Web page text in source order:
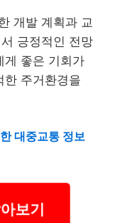
개발 계획과 교
긍정적인 전망
게 좋은 기회가
한 주거환경을
대중교통 정보
보기